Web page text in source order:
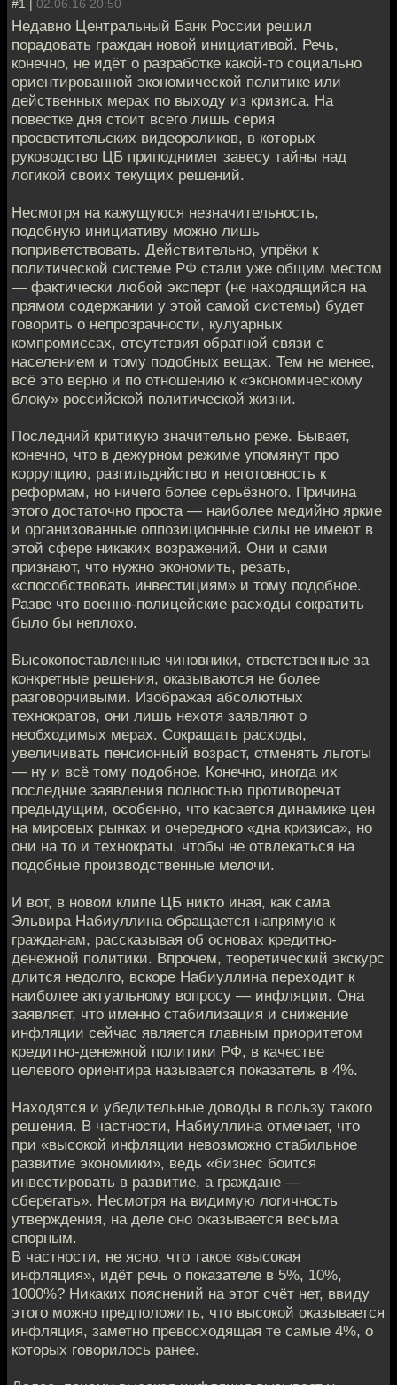
#1 | 02.06.16 20:50
Недавно Центральный Банк России решил
порадовать граждан новой инициативой. Речь,
конечно, не идёт о разработке какой-то социально
ориентированной экономической политике или
действенных мерах по выходу из кризиса. На
повестке дня стоит всего лишь серия
просветительских видеороликов, в которых
руководство ЦБ приподнимет завесу тайны над
логикой своих текущих решений.
Несмотря на кажущуюся незначительность,
подобную инициативу можно лишь
поприветствовать. Действительно, упрёки к
политической системе РФ стали уже общим местом
— фактически любой эксперт (не находящийся на
прямом содержании у этой самой системы) будет
говорить о непрозрачности, кулуарных
компромиссах, отсутствия обратной связи с
населением и тому подобных вещах. Тем не менее,
всё это верно и по отношению к «экономическому
блоку» российской политической жизни.
Последний критикую значительно реже. Бывает,
конечно, что в дежурном режиме упомянут про
коррупцию, разгильдяйство и неготовность к
реформам, но ничего более серьёзного. Причина
этого достаточно проста — наиболее медийно яркие
и организованные оппозиционные силы не имеют в
этой сфере никаких возражений. Они и сами
признают, что нужно экономить, резать,
«способствовать инвестициям» и тому подобное.
Разве что военно-полицейские расходы сократить
было бы неплохо.
Высокопоставленные чиновники, ответственные за
конкретные решения, оказываются не более
разговорчивыми. Изображая абсолютных
технократов, они лишь нехотя заявляют о
необходимых мерах. Сокращать расходы,
увеличивать пенсионный возраст, отменять льготы
— ну и всё тому подобное. Конечно, иногда их
последние заявления полностью противоречат
предыдущим, особенно, что касается динамике цен
на мировых рынках и очередного «дна кризиса», но
они на то и технократы, чтобы не отвлекаться на
подобные производственные мелочи.
И вот, в новом клипе ЦБ никто иная, как сама
Эльвира Набиуллина обращается напрямую к
гражданам, рассказывая об основах кредитно-
денежной политики. Впрочем, теоретический экскурс
длится недолго, вскоре Набиуллина переходит к
наиболее актуальному вопросу — инфляции. Она
заявляет, что именно стабилизация и снижение
инфляции сейчас является главным приоритетом
кредитно-денежной политики РФ, в качестве
целевого ориентира называется показатель в 4%.
Находятся и убедительные доводы в пользу такого
решения. В частности, Набиуллина отмечает, что
при «высокой инфляции невозможно стабильное
развитие экономики», ведь «бизнес боится
инвестировать в развитие, а граждане —
сберегать». Несмотря на видимую логичность
утверждения, на деле оно оказывается весьма
спорным.
В частности, не ясно, что такое «высокая
инфляция», идёт речь о показателе в 5%, 10%,
1000%? Никаких пояснений на этот счёт нет, ввиду
этого можно предположить, что высокой оказывается
инфляция, заметно превосходящая те самые 4%, о
которых говорилось ранее.